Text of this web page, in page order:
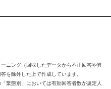
ニング（回収したデータから不正回答や異
を除外した上で作成しています。
業態別」においては有効回答者数が規定人